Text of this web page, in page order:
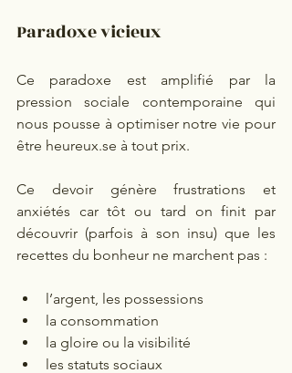
Paradoxe vicieux
Ce paradoxe est amplifié par la
pression sociale contemporaine qui
nous pousse à optimiser notre vie pour
être heureux.se à tout prix.
Ce devoir génère frustrations et
anxiétés car tôt ou tard on finit par
découvrir (parfois à son insu) que les
recettes du bonheur ne marchent pas :
l’argent, les possessions
la consommation
la gloire ou la visibilité
les statuts sociaux